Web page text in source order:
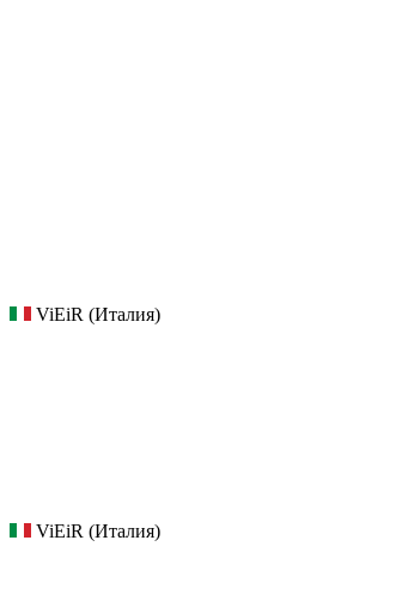
ViEiR (Италия)
ViEiR (Италия)